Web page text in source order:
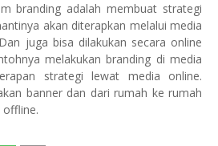
branding adalah membuat strategi
akan diterapkan melalui media
juga bisa dilakukan secara online
melakukan branding di media
strategi lewat media online.
banner dan dari rumah ke rumah
offline.